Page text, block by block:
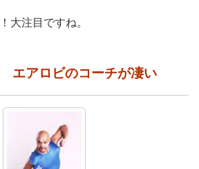
大注目ですね。
エアロビのコーチが凄い